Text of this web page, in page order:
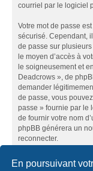
En poursuivant
courriel par le logiciel
Votre mot de passe
sécurisé. Cependant,
de passe sur
le moyen d’accès à
le soigneusement et
Deadcrows », de
demander
de passe, vous
passe » fournie par le
de fournir votre nom
phpBB générera un
reconnecter.